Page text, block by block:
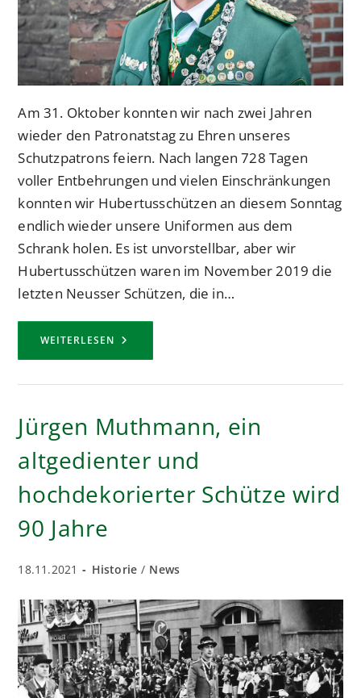
Am 31. Oktober konnten wir nach zwei Jahren
wieder den Patronatstag zu Ehren unseres
Schutzpatrons feiern. Nach langen 728 Tagen
voller Entbehrungen und vielen Einschränkungen
konnten wir Hubertusschützen an diesem Sonntag
endlich wieder unsere Uniformen aus dem
Schrank holen. Es ist unvorstellbar, aber wir
Hubertusschützen waren im November 2019 die
letzten Neusser Schützen, die in…
WEITERLESEN NACH
JAHREN
WIR
PATRONATSTAG
FEIERN
Jürgen Muthmann, ein
altgedienter und
hochdekorierter Schütze wird
90 Jahre
Beitrag
18.11.2021
Beitrags-
Historie / News